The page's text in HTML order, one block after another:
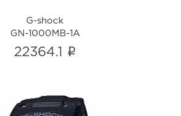
G-shock
GN-1000MB-1A
22364.1 i